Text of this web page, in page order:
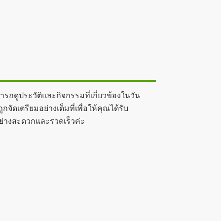
ถดูประวัติและกิจกรรมที่เกี่ยวข้องในวัน
ดเตรียมอย่างเต็มที่เพื่อให้คุณได้รับ
สะดวกและรวดเร็วค่ะ